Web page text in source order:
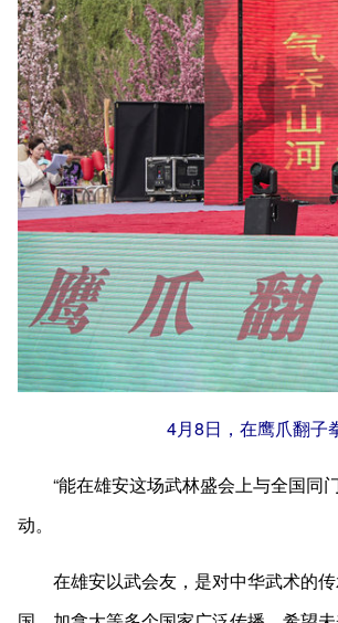
4月8日，在鹰爪翻子拳
“能在雄安这场武林盛会上与全国同
动。
在雄安以武会友，是对中华武术的传